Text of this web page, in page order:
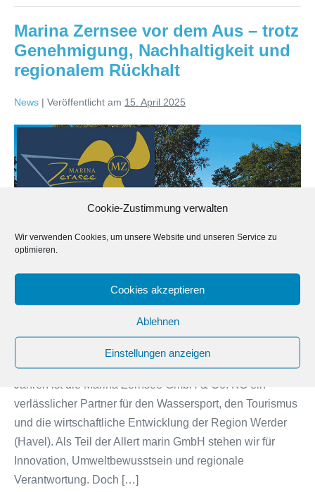
Cookie-Zustimmung verwalten
Wir verwenden Cookies, um unsere Website und unseren Service zu
optimieren.
Cookies akzeptieren
Ablehnen
Einstellungen anzeigen
der
&
FUN
BERLIN
2025!
Marina Zernsee vor dem Aus – trotz
Genehmigung, Nachhaltigkeit und
regionalem Rückhalt
News | Veröffentlicht am 15. April 2025
Zernsee
vor
dem
trotz
und
Rückhalt
Marina Zernsee vor dem Aus – trotz Genehmigung,
Nachhaltigkeit und regionalem Rückhalt Seit über 25
Jahren ist die Marina Zernsee GmbH & Co. KG ein
verlässlicher Partner für den Wassersport, den Tourismus
und die wirtschaftliche Entwicklung der Region Werder
(Havel). Als Teil der Allert marin GmbH stehen wir für
Innovation, Umweltbewusstsein und regionale
Verantwortung. Doch […]